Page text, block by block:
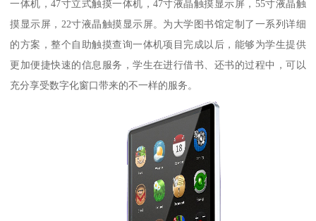
一体机，47寸立式触摸一体机，47寸液晶触摸显示屏，55寸液晶触
摸显示屏，22寸液晶触摸显示屏。为大学图书馆定制了一系列详细
的方案，整个自助触摸查询一体机项目完成以后，能够为学生提供
更加便捷快速的信息服务，学生在进行借书、还书的过程中，可以
充分享受数字化窗口带来的不一样的服务。